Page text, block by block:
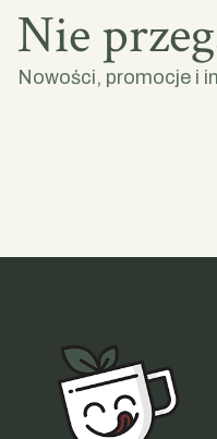
Nie
Nowości, promocje i